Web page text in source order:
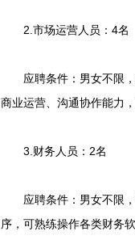
2.市场运营人员：4名
应聘条件：男女不限，
商业运营、沟通协作能力
3.财务人员：2名
应聘条件：男女不限，
序，可熟练操作各类财务